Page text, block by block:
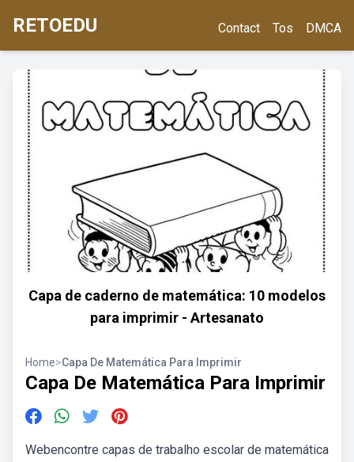
RETOEDU Contact Tos DMCA
Capa de caderno de matemática: 10 modelos
para imprimir - Artesanato
Home>Capa De Matemática Para Imprimir
Capa De Matemática Para Imprimir
Webencontre capas de trabalho escolar de matemática